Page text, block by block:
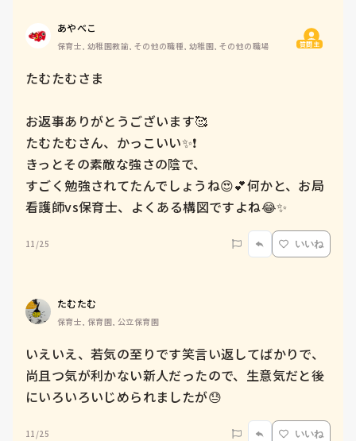
あやべこ
保育士, 幼稚園教諭, その他の職種, 幼稚園, その他の職場 質問主
たむたむさま
お返事ありがとうございます🥰
たむたむさん、かっこいい✨❗️
きっとその素敵な強さの陰で、
すごく勉強されてたんでしょうね😍💕何かと、お局
看護師vs保育士、よくある構図ですよね😂✨
11/25 いいね
たむたむ
保育士, 保育園, 公立保育園
いえいえ、若気の至りです笑言い返してばかりで、
尚且つ気が利かない新人だったので、生意気だと後
にいろいろいじめられましたが😓
11/25 いいね